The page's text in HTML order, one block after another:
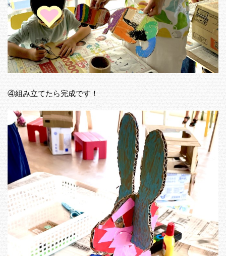
④組み立てたら完成です！